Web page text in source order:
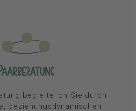
Paarberatung
begleite ich Sie durch
beziehungsdynamischen